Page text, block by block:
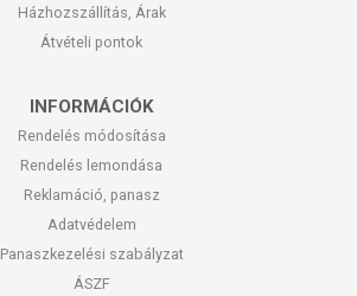
Házhozszállítás, Árak
Átvételi pontok
INFORMÁCIÓK
Rendelés módosítása
Rendelés lemondása
Reklamáció, panasz
Adatvédelem
Panaszkezelési szabályzat
ÁSZF